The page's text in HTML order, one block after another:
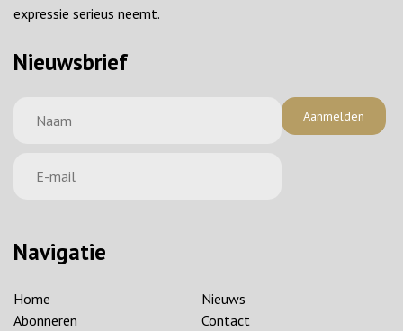
expressie serieus neemt.
Nieuwsbrief
Aanmelden
Navigatie
Home
Nieuws
Abonneren
Contact